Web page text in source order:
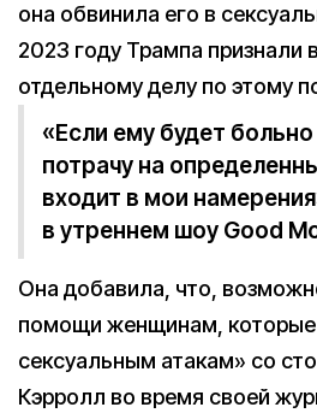
она обвинила его в
2023 году Трампа признали
отдельному делу по этому
«Если ему будет больно
потрачу на
входит в мои
в утреннем шоу Good
Она добавила, что,
помощи женщинам, которые
сексуальным атакам» со
Кэрролл во время своей